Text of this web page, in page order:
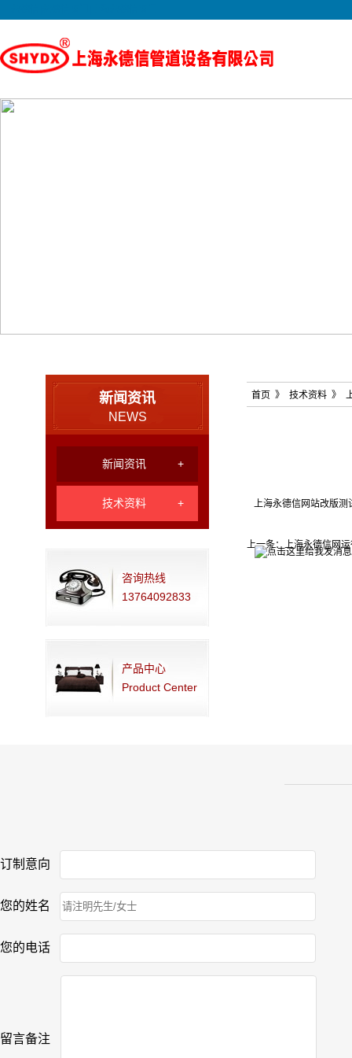
新闻资讯
NEWS
新闻资讯 +
技术资料 +
咨询热线
13764092833
产品中心
Product Center
首页 》 技术资料 》
上海永德信网站改版测
上一条： 上海永德信网
订制意向
您的姓名
您的电话
留言备注